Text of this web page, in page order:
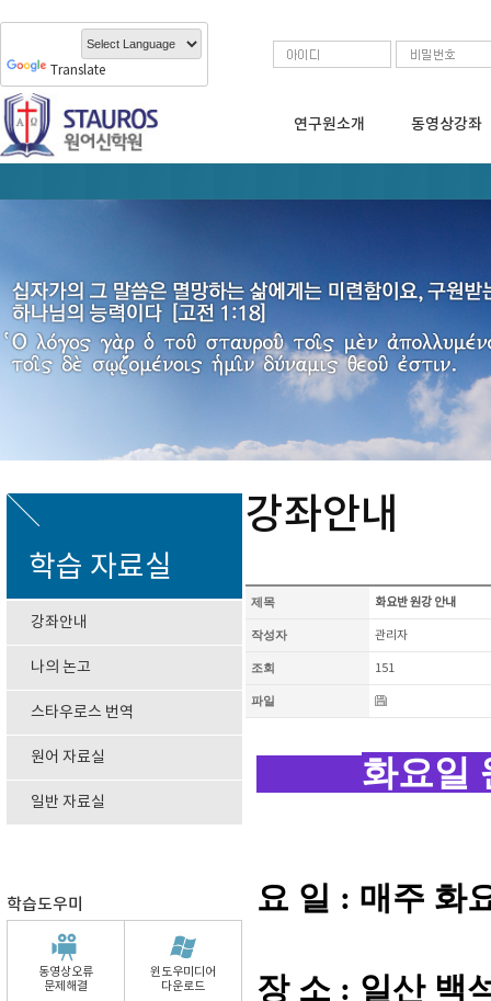
Translate
연구원소개 동영상강좌
학습 자료실
강좌안내
나의 논고
스타우로스 번역
원어 자료실
일반 자료실
학습도우미
동영상오류
문제해결
윈도우미디어
다운로드
강좌안내
제목 화요반 원강 안내
작성자 관리자
조회 151
파일
화요일
요 일 : 매주
장 소 :